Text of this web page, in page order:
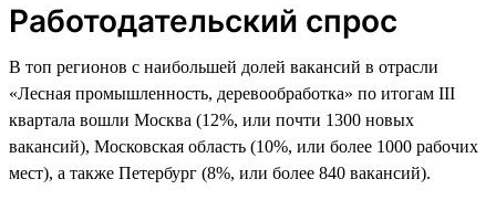
Работодательский спрос
В топ регионов с наибольшей долей вакансий в отрасли
«Лесная промышленность, деревообработка» по итогам III
квартала вошли Москва (12%, или почти 1300 новых
вакансий), Московская область (10%, или более 1000 рабочих
мест), а также Петербург (8%, или более 840 вакансий).